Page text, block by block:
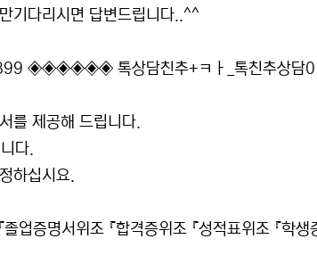
기다리시면 답변드립니다..^^
◈◈◈◈◈◈ 톡상담친추+ㅋㅏ_톡친추상담
를 제공해 드립니다.
다.
하십시요.
졸업증명서위조 『합격증위조 『성적표위조 『학생